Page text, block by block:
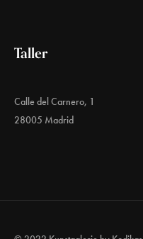
Taller
Calle del Carnero, 1
28005 Madrid